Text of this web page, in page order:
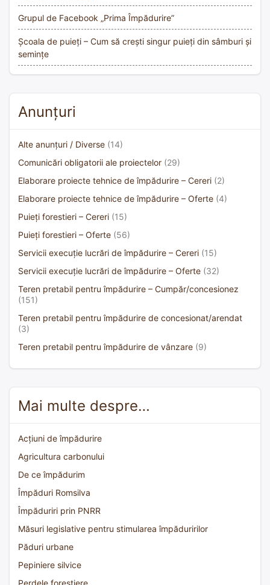
Grupul de Facebook „Prima Împădurire”
Școala de puieți – Cum să crești singur puieți din sâmburi și
semințe
Anunțuri
Alte anunțuri / Diverse (14)
Comunicări obligatorii ale proiectelor (29)
Elaborare proiecte tehnice de împădurire – Cereri (2)
Elaborare proiecte tehnice de împădurire – Oferte (4)
Puieți forestieri – Cereri (15)
Puieți forestieri – Oferte (56)
Servicii execuție lucrări de împădurire – Cereri (15)
Servicii execuție lucrări de împădurire – Oferte (32)
Teren pretabil pentru împădurire – Cumpăr/concesionez
(151)
Teren pretabil pentru împădurire de concesionat/arendat
(3)
Teren pretabil pentru împădurire de vânzare (9)
Mai multe despre…
Acțiuni de împădurire
Agricultura carbonului
De ce împădurim
Împăduri Romsilva
Împăduriri prin PNRR
Măsuri legislative pentru stimularea împăduririlor
Păduri urbane
Pepiniere silvice
Perdele forestiere